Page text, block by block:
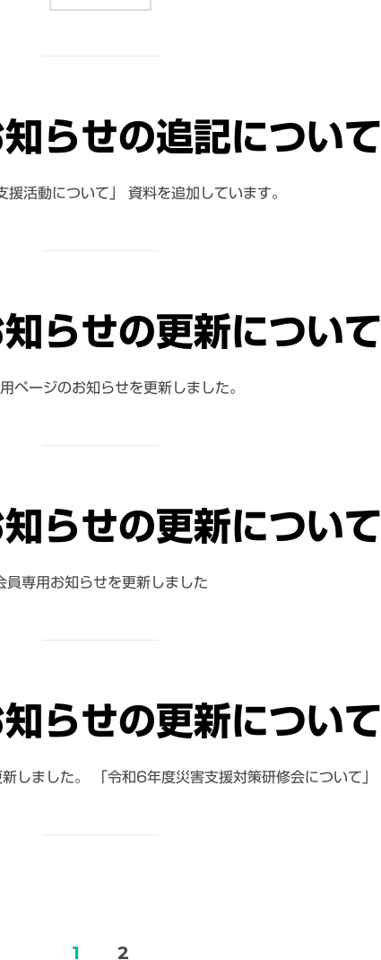
らせの追記について
援活動について」 資料を追加しています。
らせの更新について
ページのお知らせを更新しました。
らせの更新について
員専用お知らせを更新しました
らせの更新について
しました。 「令和6年度災害支援対策研修会について」
1 2